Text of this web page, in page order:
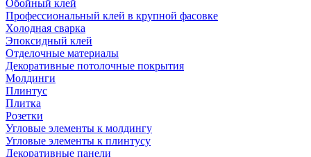
Обойный клей
Профессиональный клей в крупной фасовке
Холодная сварка
Эпоксидный клей
Отделочные материалы
Декоративные потолочные покрытия
Молдинги
Плинтус
Плитка
Розетки
Угловые элементы к молдингу
Угловые элементы к плинтусу
Декоративные панели